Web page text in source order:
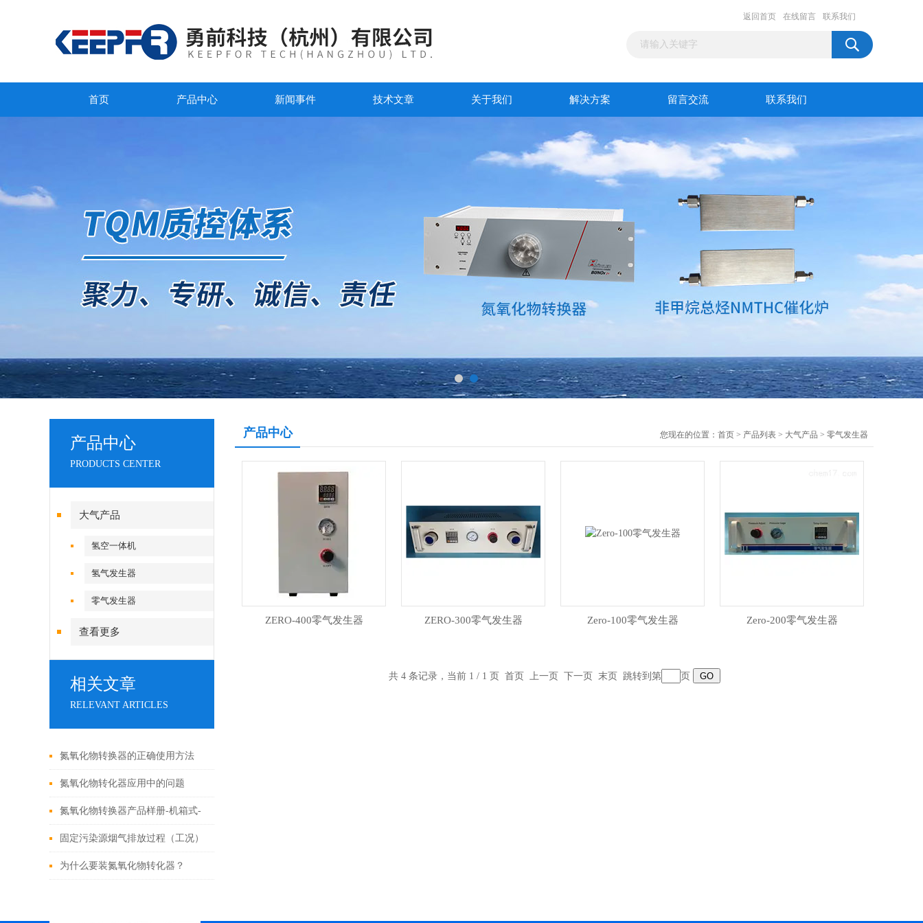
返回首页 在线留言 联系我们
首页 产品中心 新闻事件 技术文章 关于我们 解决方案 留言交流 联系我们
产品中心
PRODUCTS CENTER
大气产品
氢空一体机
氢气发生器
零气发生器
查看更多
相关文章
RELEVANT ARTICLES
氮氧化物转换器的正确使用方法
氮氧化物转化器应用中的问题
氮氧化物转换器产品样册-机箱式-
英文版
固定污染源烟气排放过程（工况）
监控系统安装及验收技术指南
为什么要装氮氧化物转化器？
产品中心 您现在的位置： 首页 > 产品列表 > 大气产品 > 零气发生器
ZERO-400零气发生器 ZERO-300零气发生器 Zero-100零气发生器 Zero-200零气发生器
共 4 条记录，当前 1 / 1 页 首页 上一页 下一页 末页 跳转到第 页